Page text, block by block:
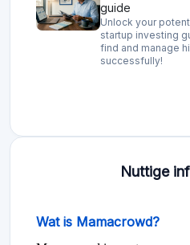
guide
Unlock your
startup investing
find and manage
successfully!
Nuttige
Wat is Mamacrowd?